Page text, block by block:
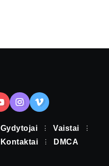
Gydytojai
Vaistai
Kontaktai DMCA